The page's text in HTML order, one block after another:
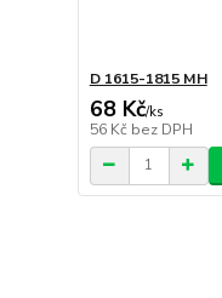
D 1615-1815 MH
68 Kč/ks
56 Kč bez DPH